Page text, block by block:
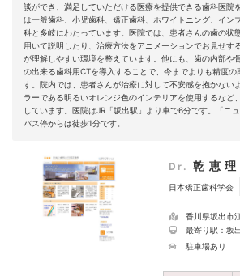
談ができ、満足していただける医療を提供できる歯科医院
は一般歯科、小児歯科、矯正歯科、ホワイトニング、イン
科と多岐にわたっています。医院では、患者さんの歯の状
用いて説明したり、治療方法をアニメーションでお見せす
が理解しやすい環境を整えています。他にも、歯の内部や
の出来る歯科用CTを導入することで、今までよりも精度の
す。院内では、患者さんが治療に対して不安感を抱かない
ラーである明るいオレンジ色のインテリアを使用するなど
しています。医院はJR「坂出駅」より車で6分です。「ニ
バス停からは徒歩1分です。
Dr. 乾恵理
日本矯正歯科学会
香川県坂出市
最寄り駅：坂
駐車場あり